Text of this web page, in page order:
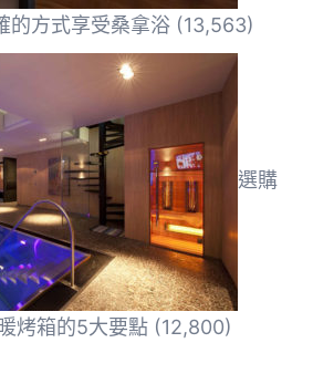
的方式享受桑拿浴 (13,563)
選購
烤箱的5大要點 (12,800)